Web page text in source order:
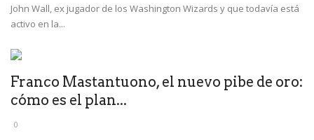
John Wall, ex jugador de los Washington Wizards y que todavía está
activo en la...
Franco Mastantuono, el nuevo pibe de oro:
cómo es el plan...
0